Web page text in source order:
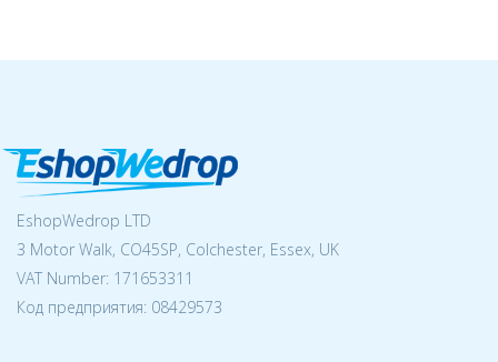
EshopWedrop LTD
3 Motor Walk, CO45SP, Colchester, Essex, UK
VAT Number: 171653311
Код предприятия: 08429573